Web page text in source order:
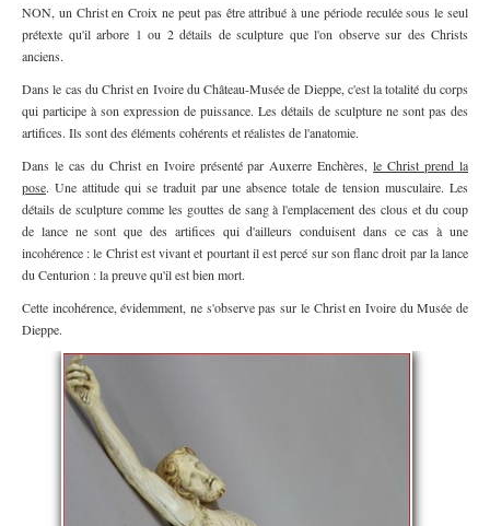
NON, un Christ en Croix ne peut pas être attribué à une période reculée sous le seul
prétexte qu'il arbore 1 ou 2 détails de sculpture que l'on observe sur des Christs
anciens.
Dans le cas du Christ en Ivoire du Château-Musée de Dieppe, c'est la totalité du corps
qui participe à son expression de puissance. Les détails de sculpture ne sont pas des
artifices. Ils sont des éléments cohérents et réalistes de l'anatomie.
Dans le cas du Christ en Ivoire présenté par Auxerre Enchères,le Christ prend la
pose. Une attitude qui se traduit par une absence totale de tension musculaire. Les
détails de sculpture comme les gouttes de sang à l'emplacement des clous et du coup
de lance ne sont que des artifices qui d'ailleurs conduisent dans ce cas à une
incohérence : le Christ est vivant et pourtant il est percé sur son flanc droit par la lance
du Centurion : la preuve qu'il est bien mort.
Cette incohérence, évidemment, ne s'observe pas sur le Christ en Ivoire du Musée de
Dieppe.